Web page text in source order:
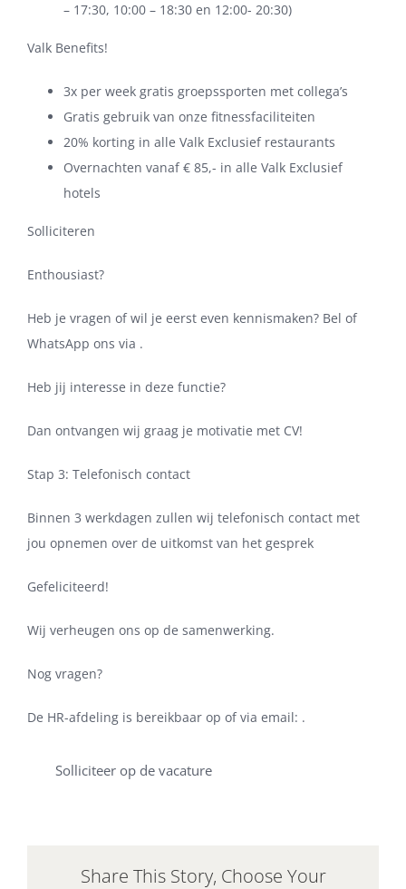
– 17:30, 10:00 – 18:30 en 12:00- 20:30)
Valk Benefits!
3x per week gratis groepssporten met collega’s
Gratis gebruik van onze fitnessfaciliteiten
20% korting in alle Valk Exclusief restaurants
Overnachten vanaf € 85,- in alle Valk Exclusief
hotels
Solliciteren
Enthousiast?
Heb je vragen of wil je eerst even kennismaken? Bel of
WhatsApp ons via .
Heb jij interesse in deze functie?
Dan ontvangen wij graag je motivatie met CV!
Stap 3: Telefonisch contact
Binnen 3 werkdagen zullen wij telefonisch contact met
jou opnemen over de uitkomst van het gesprek
Gefeliciteerd!
Wij verheugen ons op de samenwerking.
Nog vragen?
De HR-afdeling is bereikbaar op of via email: .
Solliciteer op de vacature
Share This Story, Choose Your